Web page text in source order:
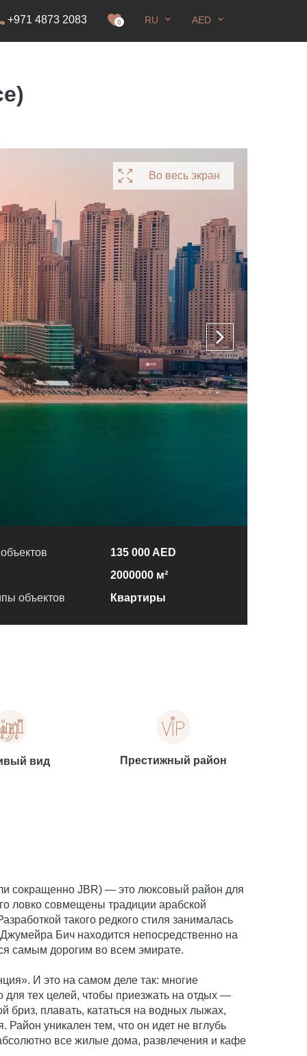
+971 4873 2083 0 RU AED
Во весь экран
135 000 AED
2000000 м²
объектов
Квартиры
вид Престижный район
сокращенно JBR) — это люксовый район для
ловко совмещены традиции арабской
такого редкого стиля занималась
Бич находится непосредственно на
самым дорогим во всем эмирате.
И это на самом деле так: многие
тех целей, чтобы приезжать на отдых —
бриз, плавать, кататься на водных лыжах,
Район уникален тем, что он идет не вглубь
все жилые дома, развлечения и кафе